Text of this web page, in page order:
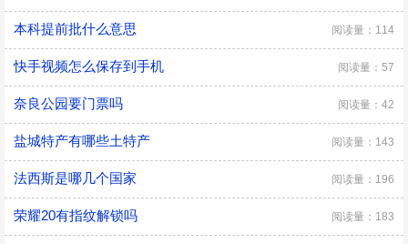
本科提前批什么意思 阅读量：114
快手视频怎么保存到手机 阅读量：57
奈良公园要门票吗 阅读量：42
盐城特产有哪些土特产 阅读量：143
法西斯是哪几个国家 阅读量：196
荣耀20有指纹解锁吗 阅读量：183